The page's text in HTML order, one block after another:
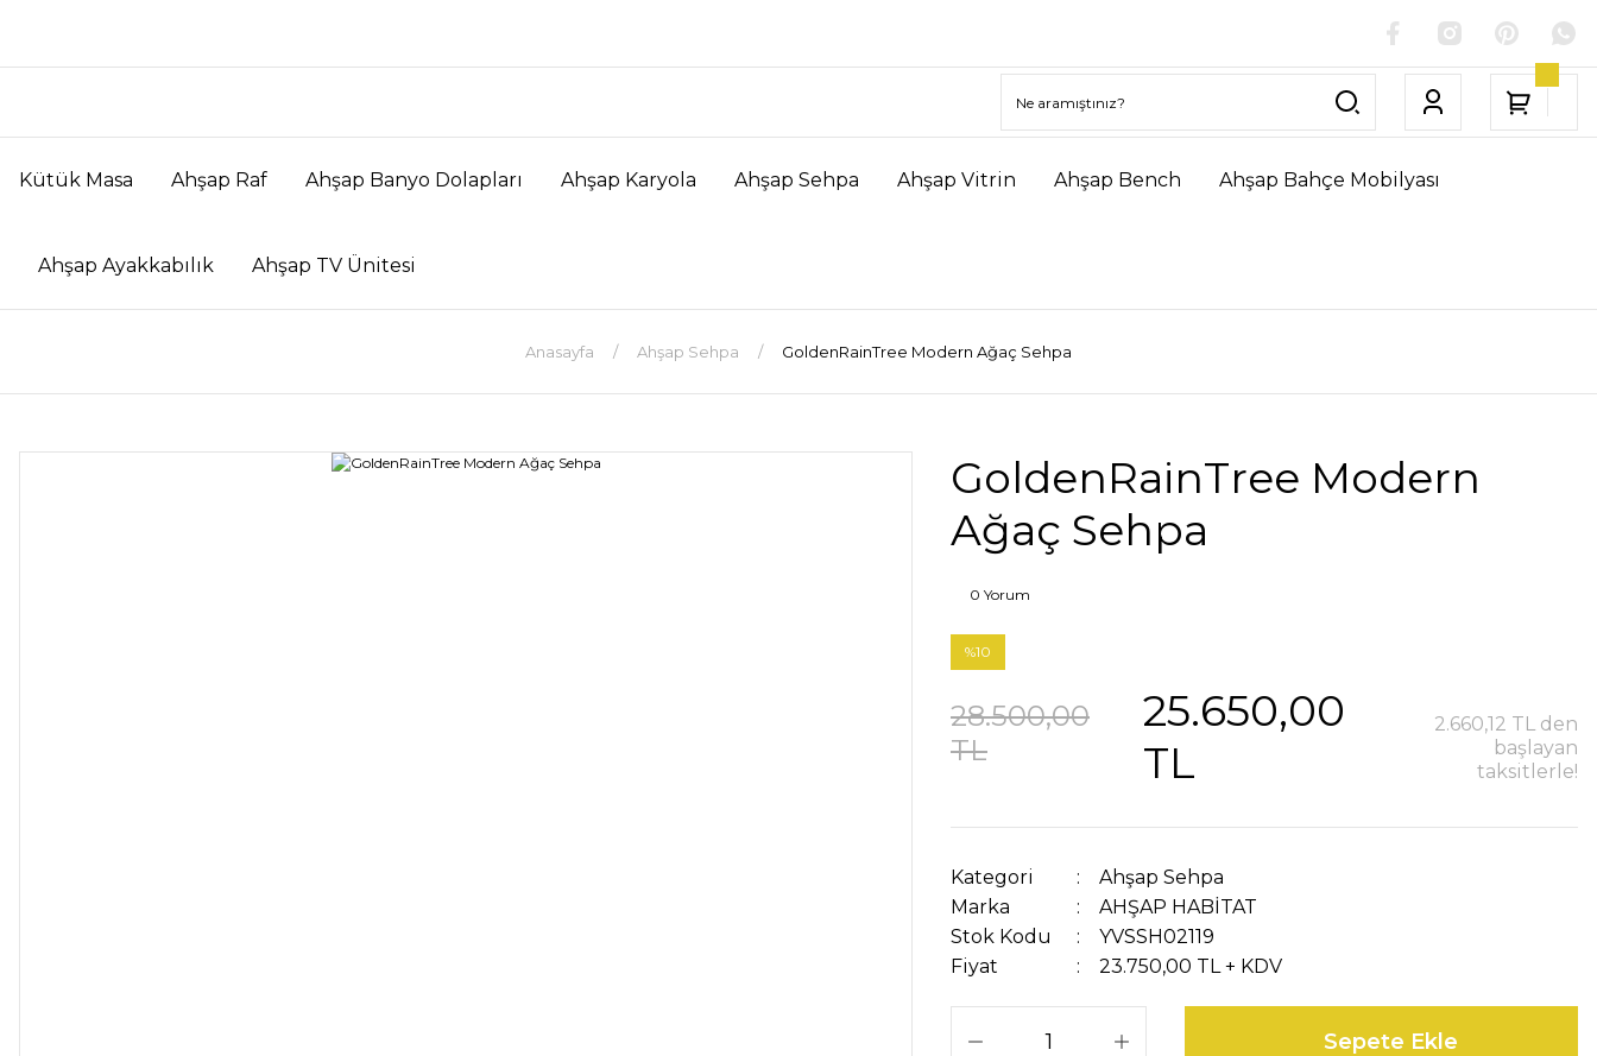
Kütük Masa Ahşap Raf Ahşap Banyo Dolapları Ahşap Karyola Ahşap Sehpa Ahşap Vitrin Ahşap Bench Ahşap Bahçe Mobilyası
Ahşap Ayakkabılık Ahşap TV Ünitesi
Anasayfa Ahşap Sehpa GoldenRainTree Modern Ağaç Sehpa
GoldenRainTree Modern
Ağaç Sehpa
0 Yorum
%10
28.500,00
TL
25.650,00
TL
2.660,12 TL den
başlayan
taksitlerle!
Kategori
Ahşap Sehpa
Marka
AHŞAP HABİTAT
Stok Kodu
YVSSH02119
Fiyat
23.750,00 TL + KDV
Sepete Ekle